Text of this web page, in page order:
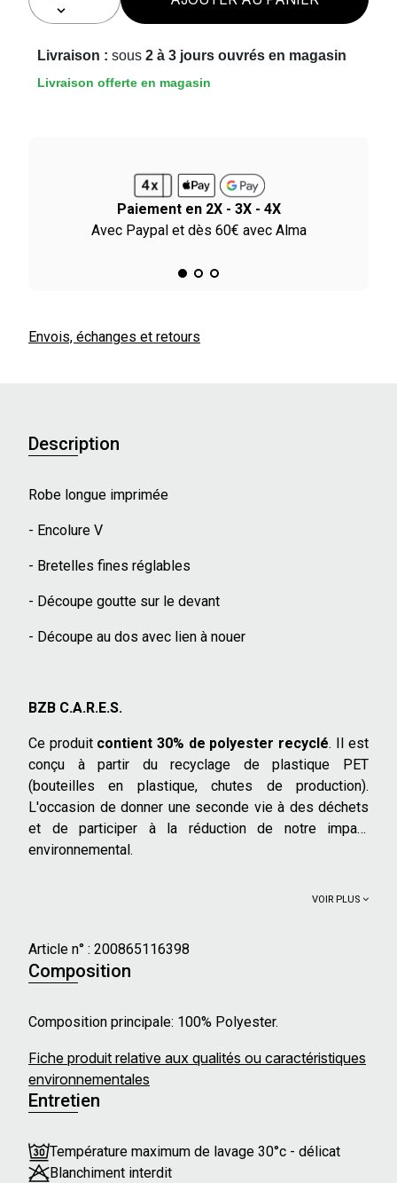
Livraison : sous 2 à 3 jours ouvrés en magasin
Livraison offerte en magasin
Paiement en 2X - 3X - 4X
Avec Paypal et dès 60€ avec Alma
Envois, échanges et retours
Description
Robe longue imprimée
- Encolure V
- Bretelles fines réglables
- Découpe goutte sur le devant
- Découpe au dos avec lien à nouer
BZB C.A.R.E.S.
Ce produit contient 30% de polyester recyclé. Il est
conçu à partir du recyclage de plastique PET
(bouteilles en plastique, chutes de production).
L'occasion de donner une seconde vie à des déchets
et de participer à la réduction de notre impact
environnemental.
VOIR PLUS
Article n° : 200865116398
Composition
Composition principale: 100% Polyester.
Fiche produit relative aux qualités ou caractéristiques
environnementales
Entretien
Température maximum de lavage 30°c - délicat
Blanchiment interdit